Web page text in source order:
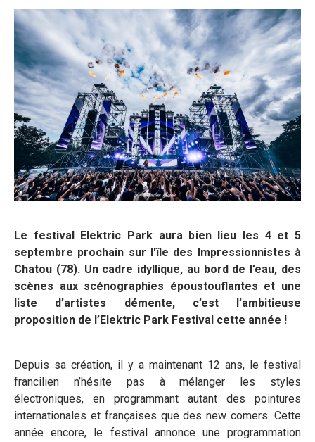
Le festival Elektric Park aura bien lieu les 4 et 5
septembre prochain sur l'île des Impressionnistes à
Chatou (78). Un cadre idyllique, au bord de l’eau, des
scènes aux scénographies époustouflantes et une
liste d’artistes démente, c’est l’ambitieuse
proposition de l’Elektric Park Festival cette année !
Depuis sa création, il y a maintenant 12 ans, le festival
francilien n’hésite pas à mélanger les styles
électroniques, en programmant autant des pointures
internationales et françaises que des new comers. Cette
année encore, le festival annonce une programmation